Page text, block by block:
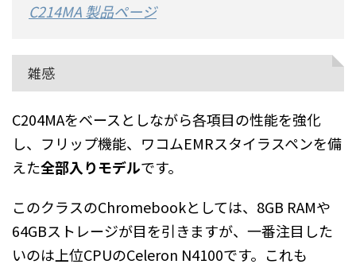
C214MA製品ページ
雑感
C204MAをベースとしながら各項目の性能を強化
し、フリップ機能、ワコムEMRスタイラスペンを備
えた全部入りモデルです。
このクラスのChromebookとしては、8GB RAMや
64GBストレージが目を引きますが、一番注目した
いのは上位CPUのCeleron N4100です。これも